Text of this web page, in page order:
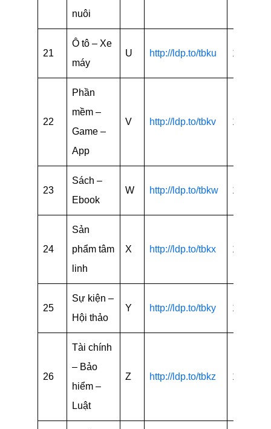
nuôi
21
Ô tô – Xe
máy
U http://ldp.to/tbku 15
22
Phần
mềm –
Game –
App
V http://ldp.to/tbkv 15
23
Sách –
Ebook
W http://ldp.to/tbkw 15
24
Sản
phẩm tâm
linh
X http://ldp.to/tbkx 15
25
Sự kiện –
Hội thảo
Y http://ldp.to/tbky 15
26
Tài chính
– Bảo
hiểm –
Luật
Z http://ldp.to/tbkz 15